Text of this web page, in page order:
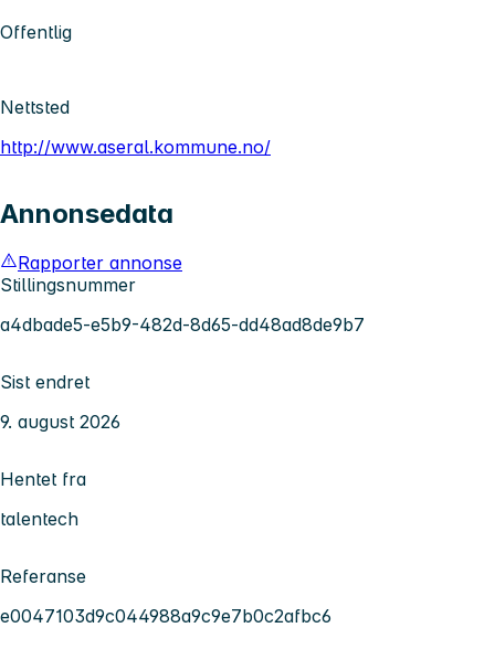
Offentlig
Nettsted
http://www.aseral.kommune.no/
Annonsedata
Rapporter annonse
Stillingsnummer
a4dbade5-e5b9-482d-8d65-dd48ad8de9b7
Sist endret
9. august 2026
Hentet fra
talentech
Referanse
e0047103d9c044988a9c9e7b0c2afbc6